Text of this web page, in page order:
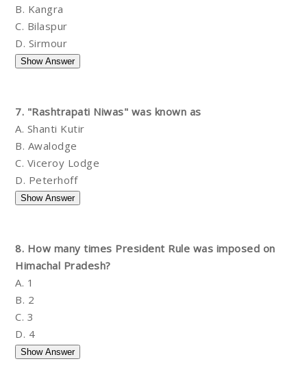
B. Kangra
C. Bilaspur
D. Sirmour
7. "Rashtrapati Niwas" was known as
A. Shanti Kutir
B. Awalodge
C. Viceroy Lodge
D. Peterhoff
8. How many times President Rule was imposed on
Himachal Pradesh?
A. 1
B. 2
C. 3
D. 4